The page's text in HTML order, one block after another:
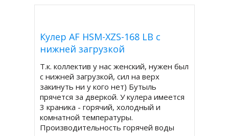
Кулер AF HSM-XZS-168 LB с
нижней загрузкой
Т.к. коллектив у нас женский, нужен был
с нижней загрузкой, сил на верх
закинуть ни у кого нет) Бутыль
прячется за дверкой. У кулера имеется
3 краника - горячий, холодный и
комнатной температуры.
Производительность горячей воды